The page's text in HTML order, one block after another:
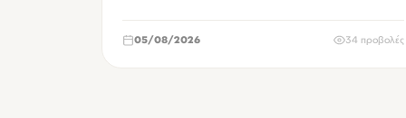
05/08/2026 34 προβολές